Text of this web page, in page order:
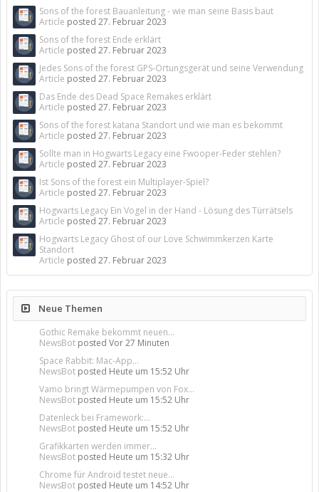
Sons of the forest Bauanleitung - wie man seine Basis baut
Article posted 27. Februar 2023
Sons of the forest Ende erklärt
Article posted 27. Februar 2023
Jedes Sons of the forest GPS-Ortungsgerät und seine Verwendung
Article posted 27. Februar 2023
Das Ende des Dead Space Remakes erklärt
Article posted 27. Februar 2023
Sons of the forest katana Standort und wie man es bekommt
Article posted 27. Februar 2023
Sollte man in Hogwarts Legacy eine Fwooper-Feder stehlen?
Article posted 27. Februar 2023
Ist Sons of the forest ein Multiplayer-Spiel?
Article posted 27. Februar 2023
Hogwarts Legacy Ein Vogel in der Hand - Lösung des Türrätsels
Article posted 27. Februar 2023
Hogwarts Legacy Ghost of our Love Schwimmkerzen Karte
Standort
Article posted 27. Februar 2023
Neue Themen
Gothic Remake bekommt neuen...
NewsBot posted Vor 27 Minuten
Space Rabbit: Mac-App...
NewsBot posted Heute um 15:52 Uhr
Vamo bringt Wärmepumpen von Fox...
NewsBot posted Heute um 15:52 Uhr
Datenleck bei Framework:...
NewsBot posted Heute um 15:52 Uhr
Grafikkarten werden immer...
NewsBot posted Heute um 15:32 Uhr
Chrome für Android testet neue...
NewsBot posted Heute um 14:52 Uhr